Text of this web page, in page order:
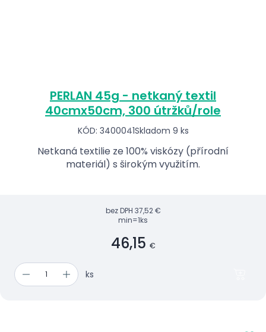
PERLAN 45g - netkaný textil
40cmx50cm, 300 útržků/role
KÓD: 3400041Skladom 9 ks
Netkaná textilie ze 100% viskózy (přírodní
materiál) s širokým využitím.
bez DPH 37,52 €
min=1ks
46,15 €
ks